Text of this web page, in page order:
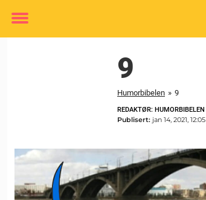
Toggle
9
Humorbibelen » 9
REDAKTØR: HUMORBIBELEN
Publisert: jan 14, 2021, 12:05